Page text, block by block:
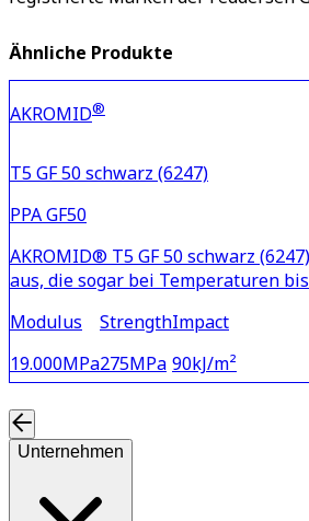
Ähnliche Produkte
AKROMID®
T5 GF 50 schwarz (6247)
PPA GF50
AKROMID® T5 GF 50 schwarz
aus, die sogar bei Temperaturen
Modulus
19.000MPa
Strength
275MPa
Impact
90kJ/m²
Unternehmen